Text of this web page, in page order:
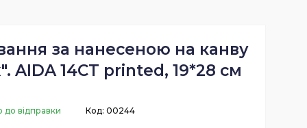
за нанесеною на канву
AIDA 14CT printed, 19*28 см
до відправки Код: 00244